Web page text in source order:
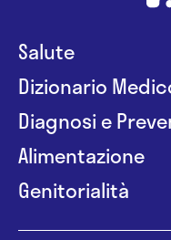
Salute
Dizionario
Diagnosi e
Alimentazione
Genitorialità